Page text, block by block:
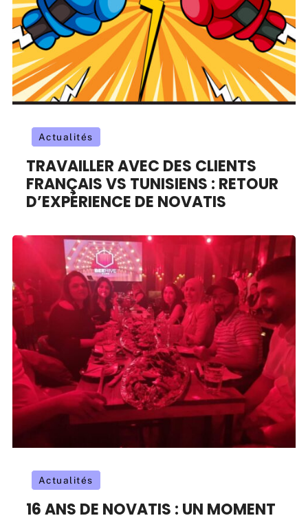
Actualités
TRAVAILLER AVEC DES CLIENTS
FRANÇAIS VS TUNISIENS : RETOUR
D’EXPÉRIENCE DE NOVATIS
Actualités
16 ANS DE NOVATIS : UN MOMENT